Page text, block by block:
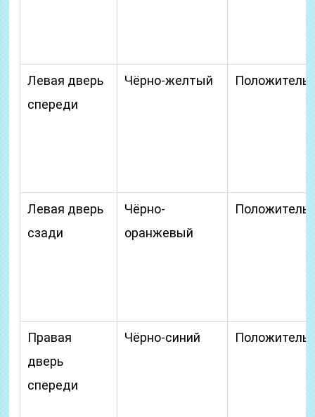
Левая дверь
спереди
Чёрно-желтый
Левая дверь
сзади
Чёрно-
оранжевый
Правая
дверь
спереди
Чёрно-синий